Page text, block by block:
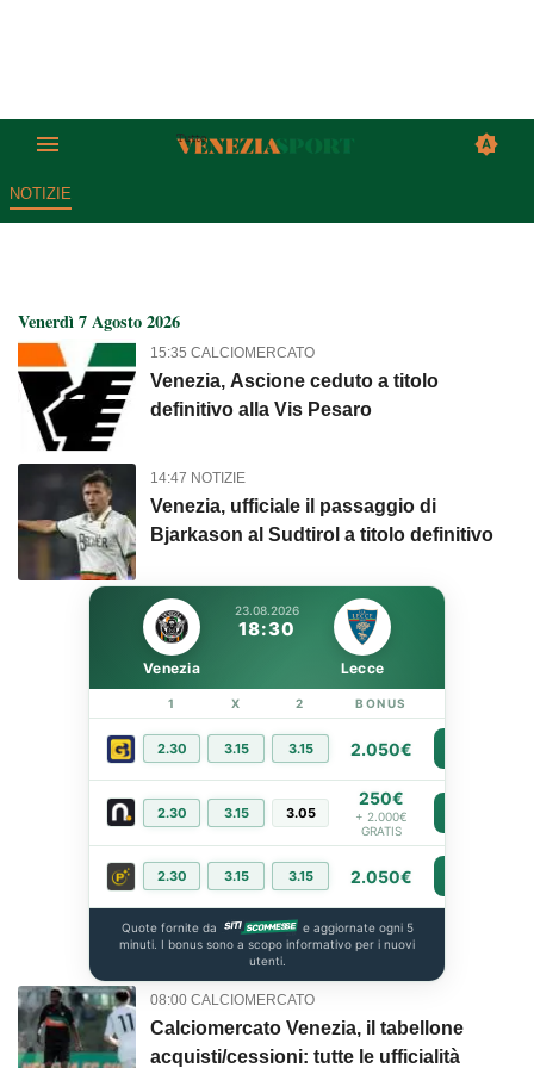
NOTIZIE
Tutto Venezia Sport: Tutto lo
Venerdì 7 Agosto 2026
15:35 CALCIOMERCATO
Venezia, Ascione ceduto a titolo
definitivo alla Vis Pesaro
14:47 NOTIZIE
Venezia, ufficiale il passaggio di
Bjarkason al Sudtirol a titolo definitivo
23.08.2026
18:30
Venezia Lecce
1 X 2 BONUS
2.30 3.15 3.15 2.050€
2.30 3.15 3.05
250€
+ 2.000€
GRATIS
2.30 3.15 3.15 2.050€
Quote fornite da
e aggiornate ogni 5
minuti. I bonus sono a scopo informativo per i nuovi
utenti.
08:00 CALCIOMERCATO
Calciomercato Venezia, il tabellone
acquisti/cessioni: tutte le ufficialità